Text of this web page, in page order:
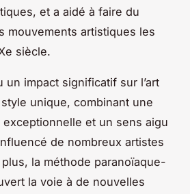
et a aidé à faire du
mouvements artistiques les
siècle.
un impact significatif sur l’art
unique, combinant une
et un sens aigu
de nombreux artistes
la méthode paranoïaque-
la voie à de nouvelles